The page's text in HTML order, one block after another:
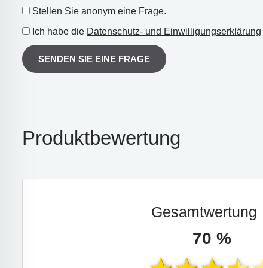
Stellen Sie anonym eine Frage.
Ich habe die Datenschutz- und Einwilligungserklärung
SENDEN SIE EINE FRAGE
Produktbewertung
Gesamtwertung
70 %